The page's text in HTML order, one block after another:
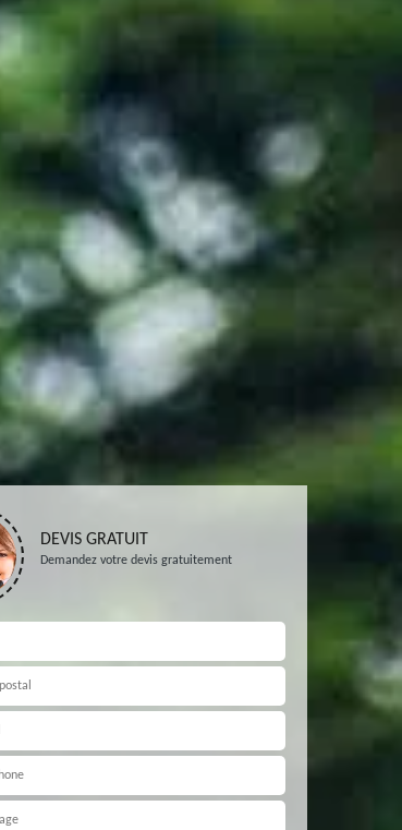
DEVIS GRATUIT
Demandez votre devis gratuitement